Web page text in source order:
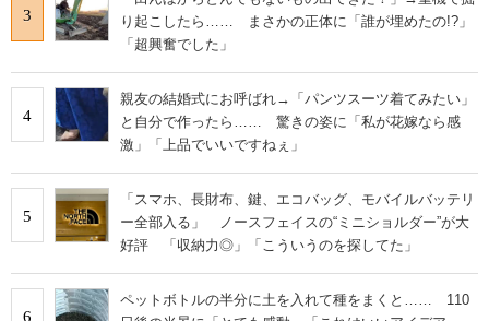
3
り起こしたら…… まさかの正体に「誰が埋めたの!?」
「超興奮でした」
4
親友の結婚式にお呼ばれ→「パンツスーツ着てみたい」
と自分で作ったら…… 驚きの姿に「私が花嫁なら感
激」「上品でいいですねぇ」
5
「スマホ、長財布、鍵、エコバッグ、モバイルバッテリ
ー全部入る」 ノースフェイスの“ミニショルダー”が大
好評 「収納力◎」「こういうのを探してた」
6
ペットボトルの半分に土を入れて種をまくと…… 110